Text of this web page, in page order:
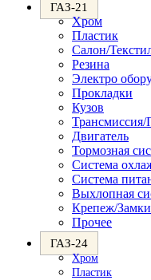
ГАЗ-21
Хром
Пластик
Салон/
Резина
Электро
Прокладки
Кузов
Трансмиссия/
Двигатель
Тормозная
Система
Система
Выхлопная
Крепеж/Замки
Прочее
ГАЗ-24
Хром
Пластик